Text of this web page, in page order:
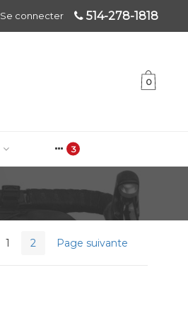
514-278-1818
Se connecter
0
1 2 Page suivante